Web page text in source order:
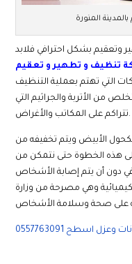
المنورة
وتعقيم بشكل احترافي فلابد
تنظيف و تطهير و تعقيم
التي تهتم بعملية التنظيف
من الأتربة والجراثيم التي
تتراكم على المكاتب والأغراض.
الأبيض ويتم تخفيفه من
هذه الخطوة حتى نتمكن من
دون أن يتم إصابة الأشخاص
وهي مصرحة من وزارة
اسطح 0557763091